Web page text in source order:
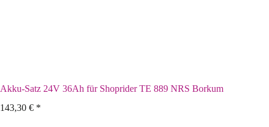
Akku-Satz 24V 36Ah für Shoprider TE 889 NRS Borkum
143,30 € *